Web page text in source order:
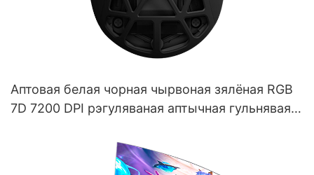
Аптовая белая чорная чырвоная зялёная RGB
7D 7200 DPI рэгуляваная аптычная гульнявая